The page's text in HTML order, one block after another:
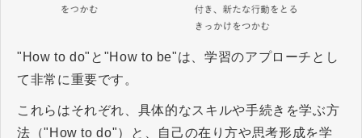
"How to do"と"How to be"は、学習のアプローチとし
て非常に重要です。
これらはそれぞれ、具体的なスキルや手続きを学ぶ方
法（"How to do"）と、自己の在り方や思考形成を学